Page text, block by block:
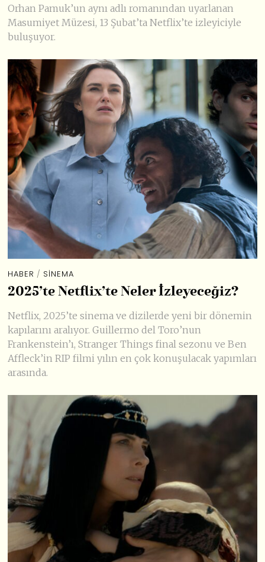
Orhan Pamuk’un aynı adlı romanından uyarlanan
Masumiyet Müzesi, 13 Şubat’ta Netflix’te izleyiciyle
buluşuyor.
HABER / SINEMA
2025’te Netflix’te Neler İzleyeceğiz?
Netflix, 2025’te sinema ve dizilerde yeni bir dönemin
kapılarını aralıyor. Guillermo del Toro’nun
Frankenstein’ı, Stranger Things final sezonu ve Ben
Affleck’in RIP filmi yılın en çok konuşulacak yapımları
arasında.